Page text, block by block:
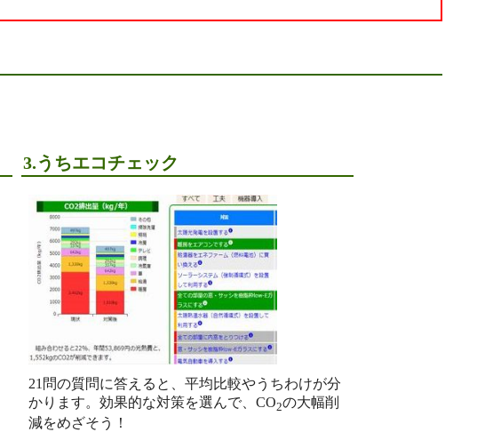
3.うちエコチェック
21問の質問に答えると、平均比較やうちわけが分
かります。効果的な対策を選んで、CO2の大幅削
減をめざそう！